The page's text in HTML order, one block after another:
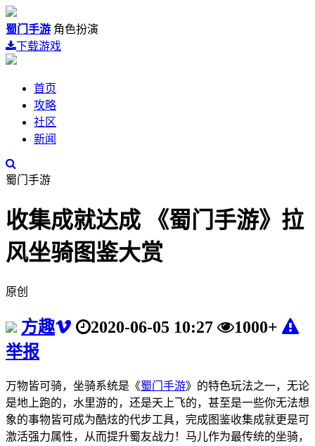
蜀门手游 角色扮演
下载游戏
首页
攻略
社区
新闻
蜀门手游
收集成就达成 《蜀门手游》拉
风坐骑图鉴大赏
原创
方趣 2020-06-05 10:27
1000+
举报
万物皆可骑，坐骑系统是《蜀门手游》的特色玩法之一，无论
是地上跑的，水里游的，还是天上飞的，甚至是一些你无法想
象的事物皆可成为酷炫的代步工具，完成图鉴收集成就更是可
激活强力属性，从而提升蜀友战力！马儿作为最传统的坐骑，